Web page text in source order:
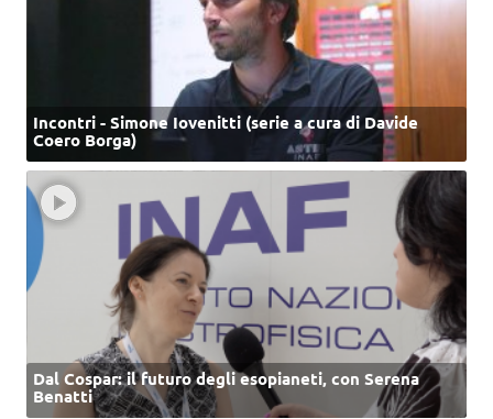
Incontri - Simone Iovenitti (serie a cura di Davide
Coero Borga)
Dal Cospar: il futuro degli esopianeti, con Serena
Benatti